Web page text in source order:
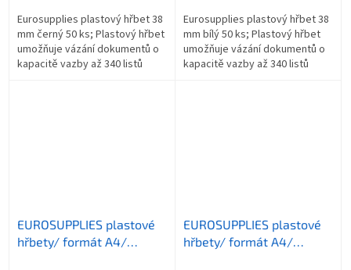
Eurosupplies plastový hřbet 38
mm černý 50 ks; Plastový hřbet
umožňuje vázání dokumentů o
kapacitě vazby až 340 listů
Eurosupplies plastový hřbet 38
mm bílý 50 ks; Plastový hřbet
umožňuje vázání dokumentů o
kapacitě vazby až 340 listů
EUROSUPPLIES plastové
hřbety/ formát A4/
EUROSUPPLIES plastové
hřbety/ formát A4/